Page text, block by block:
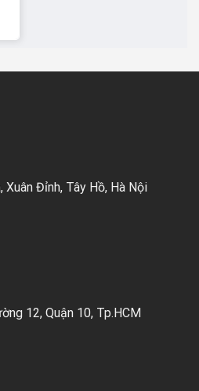
Xuân Đỉnh, Tây Hồ, Hà Nội
12, Quận 10, Tp.HCM